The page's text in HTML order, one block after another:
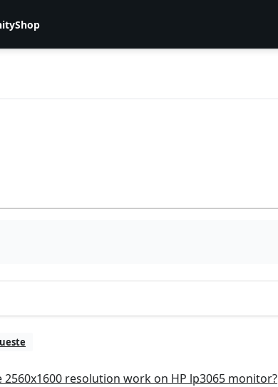
Shop
2560x1600 resolution work on HP lp3065 monitor?